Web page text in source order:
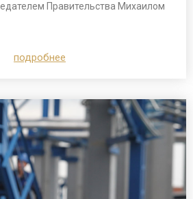
Правительства Михаилом
подробнее